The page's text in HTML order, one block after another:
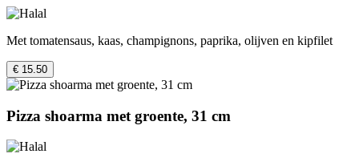
Met tomatensaus, kaas, champignons, paprika, olijven en kipfilet
€ 15.50
Pizza shoarma met groente, 31 cm